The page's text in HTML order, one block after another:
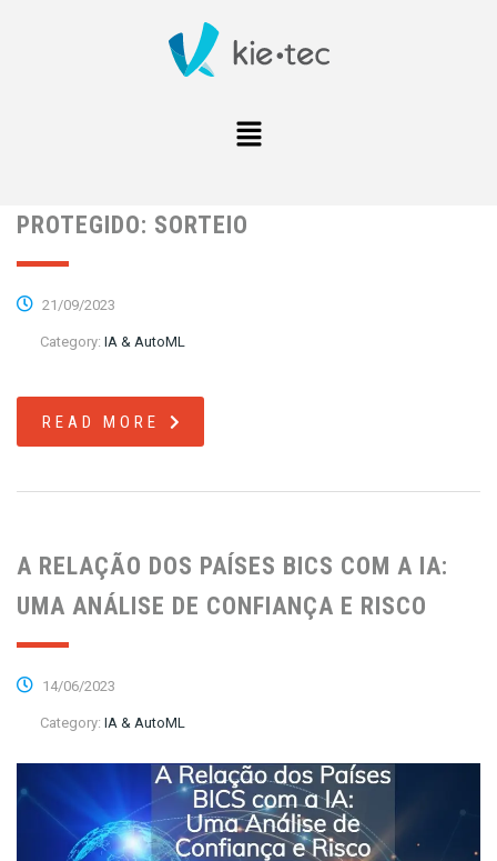
PROTEGIDO: SORTEIO
21/09/2023
Category: IA & AutoML
READ MORE
A RELAÇÃO DOS PAÍSES BICS COM A IA:
UMA ANÁLISE DE CONFIANÇA E RISCO
14/06/2023
Category: IA & AutoML